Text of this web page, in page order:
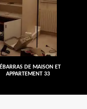
DE MAISON ET
APPARTEMENT 33